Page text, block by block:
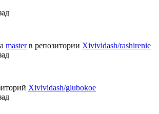
master в репозитории Xivividash/rashirenie
Xivividash/glubokoe